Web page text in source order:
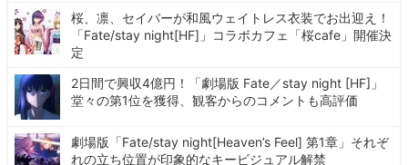
桜、凛、セイバーが和風ウェイトレス衣装でお出迎え！
「Fate/stay night[HF]」コラボカフェ「桜cafe」開催決
定
2日間で興収4億円！「劇場版 Fate／stay night [HF]」
堂々の第1位を獲得、観客からのコメントも高評価
劇場版「Fate/stay night[Heaven’s Feel] 第1章」それぞ
れの立ち位置が印象的なキービジュアル解禁